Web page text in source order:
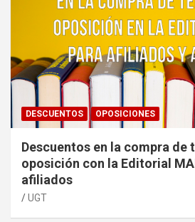
DESCUENTOS OPOSICIONES
Descuentos en la compra de
oposición con la Editorial
afiliados
UGT